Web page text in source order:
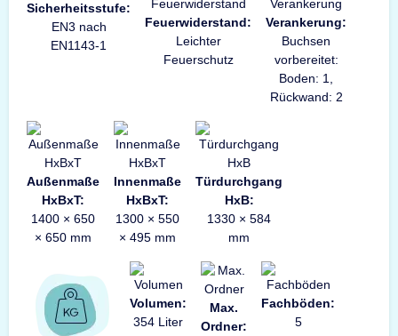
Sicherheitsstufe:
EN3 nach
EN1143-1
Feuerwiderstand:
Leichter
Feuerschutz
Verankerung:
Buchsen
vorbereitet:
Boden: 1,
Rückwand: 2
Außenmaße
HxBxT:
1400 × 650
× 650 mm
Innenmaße
HxBxT:
1300 × 550
× 495 mm
Türdurchgang
HxB:
1330 × 584
mm
Volumen:
354 Liter
Max.
Ordner:
Fachböden:
5